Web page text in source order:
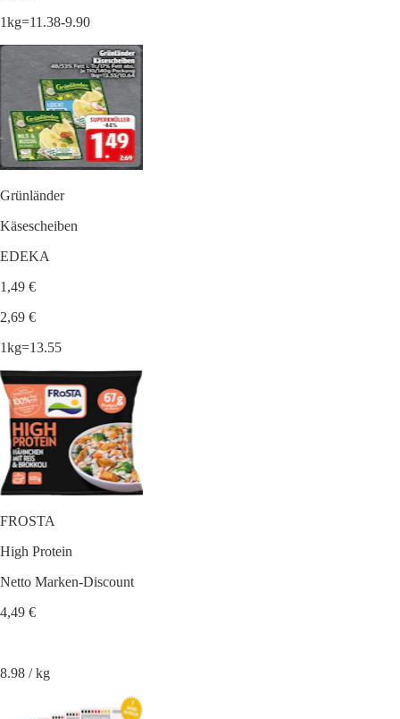
1kg=11.38-9.90
Grünländer
Käsescheiben
EDEKA
1,49 €
2,69 €
1kg=13.55
FROSTA
High Protein
Netto Marken-Discount
4,49 €
8.98 / kg